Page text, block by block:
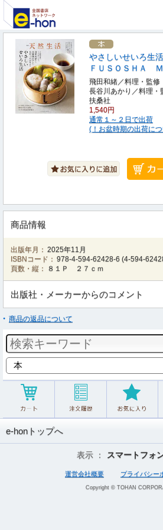
やさしいせいろ生活
ＦＵＳＯＳＨＡ Ｍ
飛田和緒／料理・監
長谷川あかり／料理
扶桑社
1,540円
通常１～２日で出荷
(！お盆時期の出荷に
商品情報
出版年月： 2025年11月
ISBNコード： 978-4-594-62428-6 (4-594-
頁数・縦：
８１Ｐ ２７ｃｍ
出版社・メーカーからのコメント
商品の返品について
e-honトップへ
表示 ： スマートフォ
運営会社概要 プライバシー
Copyright © TOHAN